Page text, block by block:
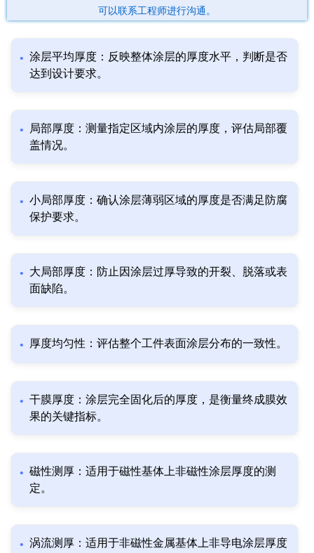
可以联系工程师进行沟通。
涂层平均厚度：反映整体涂层的厚度水平，判断是否
达到设计要求。
局部厚度：测量指定区域内涂层的厚度，评估局部覆
盖情况。
小局部厚度：确认涂层薄弱区域的厚度是否满足防腐
保护要求。
大局部厚度：防止因涂层过厚导致的开裂、脱落或表
面缺陷。
厚度均匀性：评估整个工件表面涂层分布的一致性。
干膜厚度：涂层完全固化后的厚度，是衡量终成膜效
果的关键指标。
磁性测厚：适用于磁性基体上非磁性涂层厚度的测
定。
涡流测厚：适用于非磁性金属基体上非导电涂层厚度